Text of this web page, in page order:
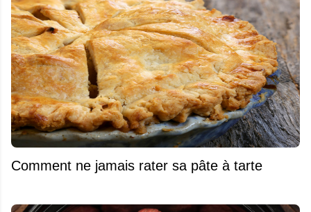
Comment ne jamais rater sa pâte à tarte